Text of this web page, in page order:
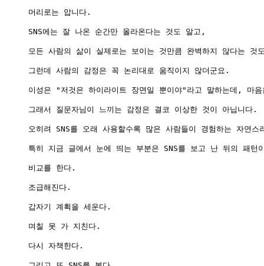
머리로는 압니다.
SNS에는 잘 나온 순간만 올라온다는 것도 알고,
모든 사람의 삶이 실제로는 보이는 것만큼 완벽하지 않다는 것
그런데 사람의 감정은 꼭 논리대로 움직이지 않더군요.
이성은 "저것은 하이라이트 장면일 뿐이야"라고 말하는데,
그래서 질문자님이 느끼는 감정은 결코 이상한 것이 아닙니다.
오히려 SNS를 오래 사용할수록 많은 사람들이 경험하는 자연
특히 지금 글에서 눈에 띄는 부분은 SNS를 보고 난 뒤의 패턴
비교를 한다.
조급해진다.
갑자기 계획을 세운다.
며칠 못 가 지친다.
다시 자책한다.